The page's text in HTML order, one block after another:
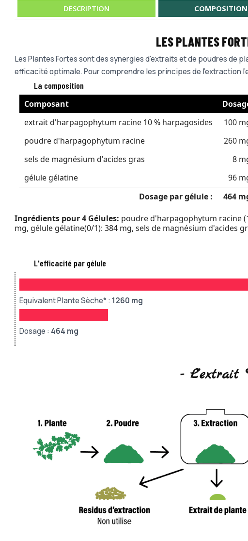
DESCRIPTION COMPOSITION
LES PLANTES
Les Plantes Fortes sont des synergies d'extraits et de poudres
efficacité optimale. Pour comprendre les principes de l'extraction
La composition
Composant
extrait d'harpagophytum racine 10 % harpagosides
100
poudre d'harpagophytum racine
260
sels de magnésium d'acides gras
8
gélule gélatine
96
Dosage par gélule :
464
Ingrédients pour 4 Gélules: poudre d'harpagophytum racine
mg, gélule gélatine(0/1): 384 mg, sels de magnésium d'acides
L'efficacité par gélule
Equivalent Plante Sèche* : 1260 mg
Dosage : 464 mg
- L'extrait